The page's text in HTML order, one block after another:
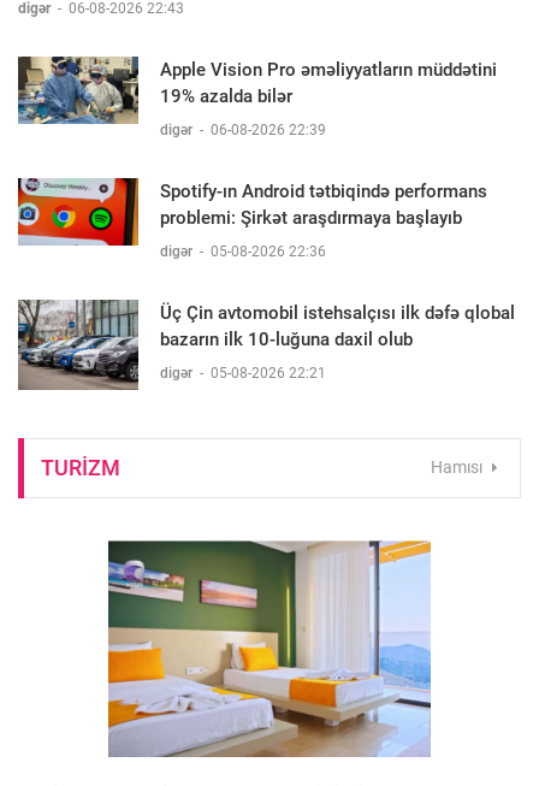
digər - 06-08-2026 22:43
Apple Vision Pro əməliyyatların müddətini
19% azalda bilər
digər - 06-08-2026 22:39
Spotify-ın Android tətbiqində performans
problemi: Şirkət araşdırmaya başlayıb
digər - 05-08-2026 22:36
Üç Çin avtomobil istehsalçısı ilk dəfə qlobal
bazarın ilk 10-luğuna daxil olub
digər - 05-08-2026 22:21
TURIZM Hamısı